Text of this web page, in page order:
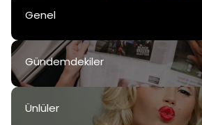
Genel
Gündemdekiler
Ünlüler